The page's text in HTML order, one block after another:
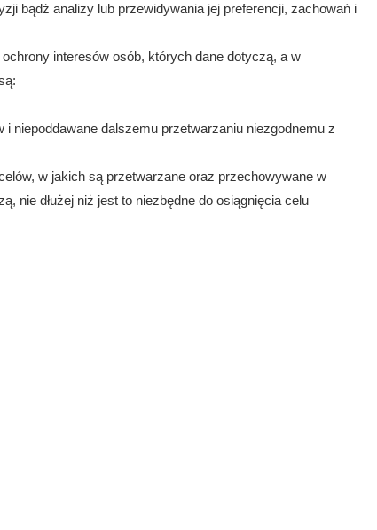
bądź analizy lub przewidywania jej preferencji, zachowań i
interesów osób, których dane dotyczą, a w
niepoddawane dalszemu przetwarzaniu niezgodnemu z
w jakich są przetwarzane oraz przechowywane w
nie dłużej niż jest to niezbędne do osiągnięcia celu